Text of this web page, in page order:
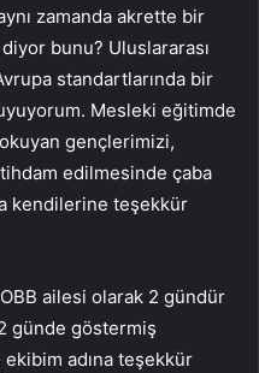
zamanda akrette bir
bunu? Uluslararası
standartlarında bir
Mesleki eğitimde
gençlerimizi,
edilmesinde çaba
kendilerine teşekkür
ailesi olarak 2 gündür
günde göstermiş
adına teşekkür